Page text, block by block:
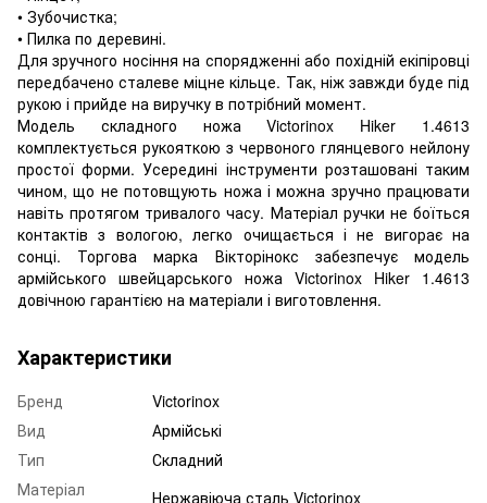
• Зубочистка;
• Пилка по деревині.
Для зручного носіння на спорядженні або похідній екіпіровці
передбачено сталеве міцне кільце. Так, ніж завжди буде під
рукою і прийде на виручку в потрібний момент.
Модель складного ножа Victorinox Hiker 1.4613
комплектується рукояткою з червоного глянцевого нейлону
простої форми. Усередині інструменти розташовані таким
чином, що не потовщують ножа і можна зручно працювати
навіть протягом тривалого часу. Матеріал ручки не боїться
контактів з вологою, легко очищається і не вигорає на
сонці. Торгова марка Вікторінокс забезпечує модель
армійського швейцарського ножа Victorinox Hiker 1.4613
довічною гарантією на матеріали і виготовлення.
Характеристики
Бренд
Victorinox
Вид
Армійські
Тип
Складний
Матеріал
Нержавіюча сталь Victorinox